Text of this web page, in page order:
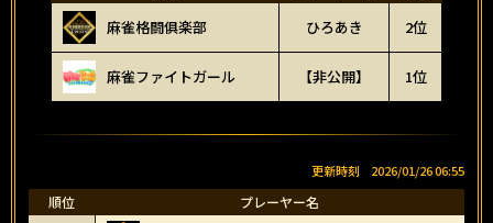
麻雀格闘俱楽部
ひろあき 2位
麻雀ファイトガール 【非公開】 1位
2026/01/26 06:55
順位 プレーヤー名